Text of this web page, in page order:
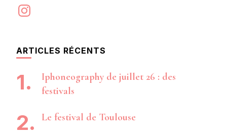
Instagram
ARTICLES RÉCENTS
Iphoneography de juillet 26 : des
festivals
Le festival de Toulouse